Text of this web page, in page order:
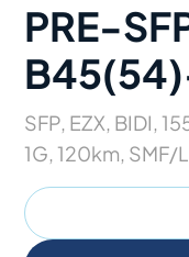
PRE-
SFP, EZX, BIDI,
1G, 120km, SMF/